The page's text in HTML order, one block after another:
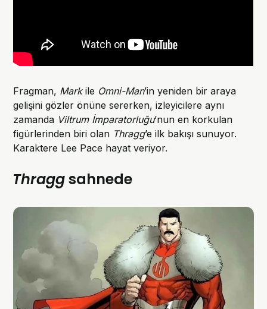
Fragman, Markile Omni-Man’in yeniden bir araya
gelişini gözler önüne sererken, izleyicilere aynı
zamanda Viltrum İmparatorluğu’nun en korkulan
figürlerinden biri olan Thragg’e ilk bakışı sunuyor.
Karaktere Lee Pace hayat veriyor.
Thraggsahnede